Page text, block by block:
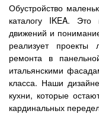
Обустройство
каталогу IKEA. Это
движений и
реализует проекты
ремонта в
итальянскими
класса. Наши
кухни, которые
кардинальных